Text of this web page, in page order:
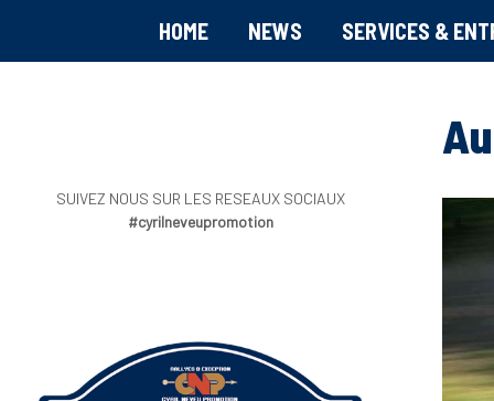
HOME NEWS SERVICES &
SUIVEZ NOUS SUR LES RESEAUX SOCIAUX
#cyrilneveupromotion